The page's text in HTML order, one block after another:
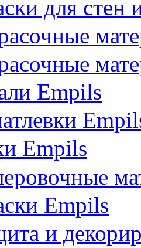
для стен
Empils
Empils
Empils
и